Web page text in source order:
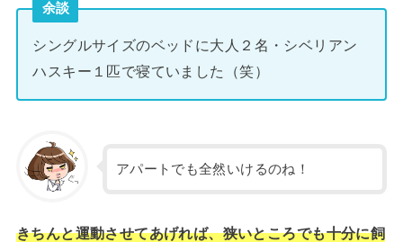
余談
シングルサイズのベッドに大人２名・シベリアン
ハスキー１匹で寝ていました（笑）
アパートでも全然いけるのね！
きちんと運動させてあげれば、狭いところでも十分に飼